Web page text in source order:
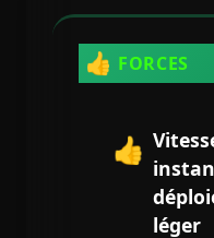
👍 FORCES
👍
léger